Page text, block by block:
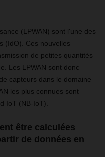
(LPWAN) sont l'une des
(IdO). Ces nouvelles
de petites quantités
Les LPWAN sont donc
capteurs dans le domaine
les plus connues sont
IoT (NB-IoT).
être calculées
de données en